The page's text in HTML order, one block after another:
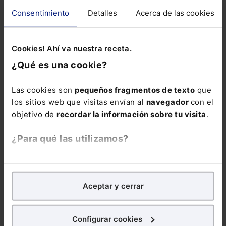
Consentimiento Detalles Acerca de las cookies
Cookies! Ahí va nuestra receta.
¿Qué es una cookie?
Las cookies son pequeños fragmentos de texto que
los sitios web que visitas envían al navegador con el
objetivo de recordar la información sobre tu visita.
¿Para qué las utilizamos?
analíticospara tratar demejorar tu experienciaen
nuestra página web. También con fines publicitarios,
para poder mostrarte publicidad y contenidos de tu
Aceptar y cerrar
Configurar cookies
autorizaciones de puesta en serviciode instalaciones
eléctricas y regula los casos en que varias instalaciones
los procedimientos administrativos y los hitos de
tramitación.
Con esta norma, el Gobierno refuerza la fiabilidad del
sistema eléctrico español, promueve la innovación
tecnológica y acelera el cumplimiento de los
energética.
almacenamiento energético